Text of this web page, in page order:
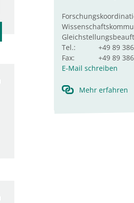
Tel.:
+49 89
Fax:
+49 89
E-Mail schreiben
Mehr erfahren